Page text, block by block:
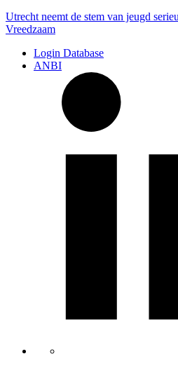
Utrecht neemt de stem van jeugd
Vreedzaam
Login Database
ANBI